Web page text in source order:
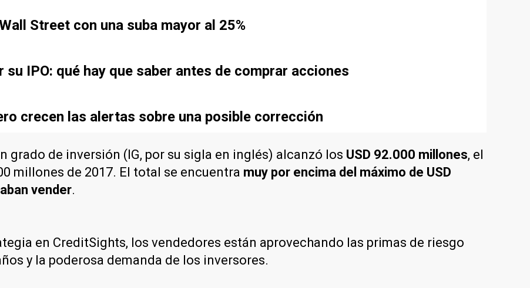
Street con una suba mayor al 25%
IPO: qué hay que saber antes de comprar acciones
crecen las alertas sobre una posible corrección
grado de inversión (IG, por su sigla en inglés) alcanzó los USD 92.000 millones, el
millones de 2017. El total se encuentra muy por encima del máximo de USD
vender.
en CreditSights, los vendedores están aprovechando las primas de riesgo
y la poderosa demanda de los inversores.